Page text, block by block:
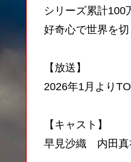
シリーズ累計100
好奇心で世界を
【放送】
2026年1月より
【キャスト】
早見沙織 内田